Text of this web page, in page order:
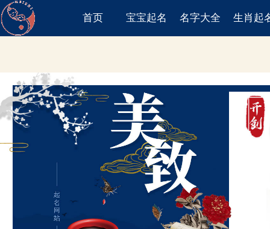
首页 宝宝起名 名字大全 生肖起